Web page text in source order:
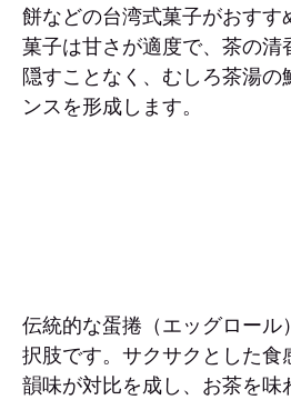
餅などの台湾式菓子がおすす
菓子は甘さが適度で、茶の清
隠すことなく、むしろ茶湯の
ンスを形成します。
伝統的な蛋捲（エッグロール
択肢です。サクサクとした食
韻味が対比を成し、お茶を味